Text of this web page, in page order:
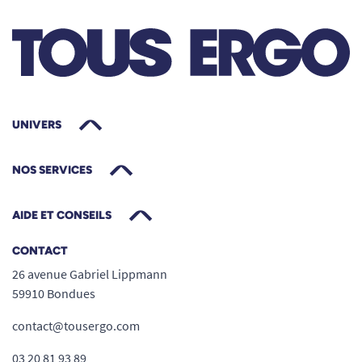
la préparation et le service des repas en toute
sérénité.
Facile à utiliser, facile à nettoyer
pour couvrir instantanément le bol, nul
les utilisateurs arthrosiques ou peu
Entretien simplifié :
transparence ni de la qualité.
Une solution pensée pour l’autonomie
et la sécurité alimentaire
Ce couvercle participe à la valorisation de
UNIVERS
NOS SERVICES
AIDE ET CONSEILS
CONTACT
26 avenue Gabriel Lippmann
59910 Bondues
contact@tousergo.com
03 20 81 93 89